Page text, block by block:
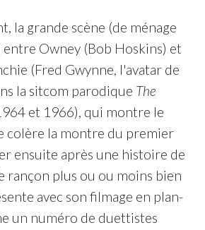
la grande scène (de ménage
Owney (Bob Hoskins) et
(Fred Gwynne, l'avatar de
la sitcom parodique The
et 1966), qui montre le
colère la montre du premier
ensuite après une histoire de
rançon plus ou ou moins bien
avec son filmage en plan-
un numéro de duettistes